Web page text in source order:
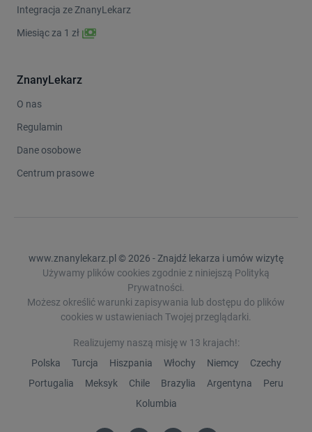
Integracja ze ZnanyLekarz
Miesiąc za 1 zł
ZnanyLekarz
O nas
Regulamin
Dane osobowe
Centrum prasowe
www.znanylekarz.pl © 2026 - Znajdź lekarza i umów wizytę
Używamy plików cookies zgodnie z niniejszą Polityką
Prywatności.
Możesz określić warunki zapisywania lub dostępu do plików
cookies w ustawieniach Twojej przeglądarki.
Realizujemy naszą misję w 13 krajach!:
Polska
Turcja Hiszpania Włochy Niemcy
Czechy
Portugalia
Meksyk Chile Brazylia Argentyna
Peru
Kolumbia